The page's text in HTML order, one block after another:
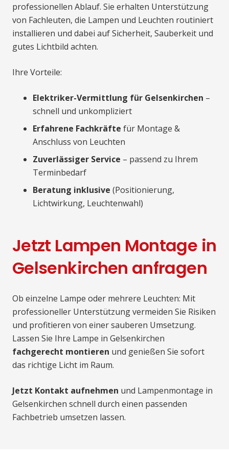
professionellen Ablauf. Sie erhalten Unterstützung
von Fachleuten, die Lampen und Leuchten routiniert
installieren und dabei auf Sicherheit, Sauberkeit und
gutes Lichtbild achten.
Ihre Vorteile:
Elektriker-Vermittlung für Gelsenkirchen –
schnell und unkompliziert
Erfahrene Fachkräfte für Montage &
Anschluss von Leuchten
Zuverlässiger Service – passend zu Ihrem
Terminbedarf
Beratung inklusive (Positionierung,
Lichtwirkung, Leuchtenwahl)
Jetzt Lampen Montage in
Gelsenkirchen anfragen
Ob einzelne Lampe oder mehrere Leuchten: Mit
professioneller Unterstützung vermeiden Sie Risiken
und profitieren von einer sauberen Umsetzung.
Lassen Sie Ihre Lampe in Gelsenkirchen
fachgerecht montieren und genießen Sie sofort
das richtige Licht im Raum.
Jetzt Kontakt aufnehmen und Lampenmontage in
Gelsenkirchen schnell durch einen passenden
Fachbetrieb umsetzen lassen.